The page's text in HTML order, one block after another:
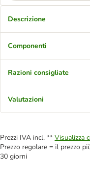
Descrizione
Componenti
Razioni consigliate
Valutazioni
Prezzi IVA incl. ** Visualizza
Prezzo regolare = il prezzo
30 giorni